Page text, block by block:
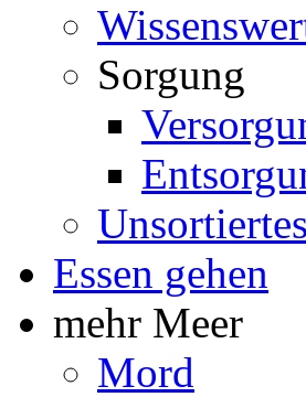
Sorgung
Unsortiertes
Essen gehen
mehr Meer
Mord